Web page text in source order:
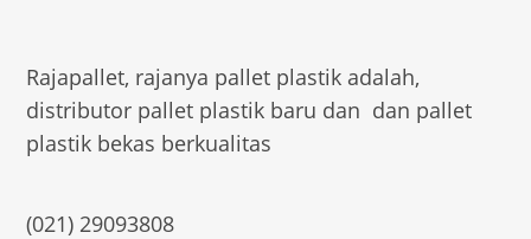
Rajapallet, rajanya pallet plastik adalah,
distributor pallet plastik baru dan dan pallet
plastik bekas berkualitas
(021) 29093808